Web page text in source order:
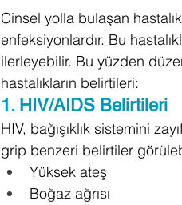
Cinsel yolla bulaşan
enfeksiyonlardır. Bu
ilerleyebilir. Bu yüzden
hastalıkların belirtileri:
1. HIV/AIDS Belirtileri
HIV, bağışıklık sistemini
grip benzeri belirtiler
Yüksek ateş
Boğaz ağrısı